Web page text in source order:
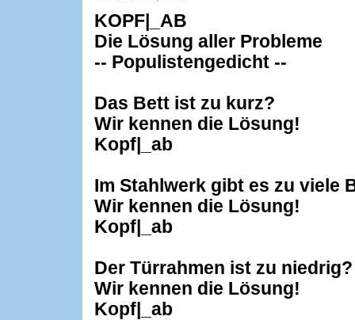
KOPF|_AB
Die Lösung aller Probleme
-- Populistengedicht --
Das Bett ist zu kurz?
Wir kennen die Lösung!
Kopf|_ab
Im Stahlwerk gibt es zu viele
Wir kennen die Lösung!
Kopf|_ab
Der Türrahmen ist zu niedrig?
Wir kennen die Lösung!
Kopf|_ab